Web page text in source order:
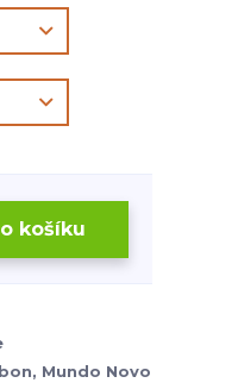
košíku
Mundo Novo